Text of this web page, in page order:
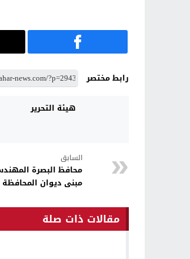
رابط مختصر
هيئة التحرير
السابق
محافظ البصرة
مبنى ديوان المحافظة
مقالات ذات صلة